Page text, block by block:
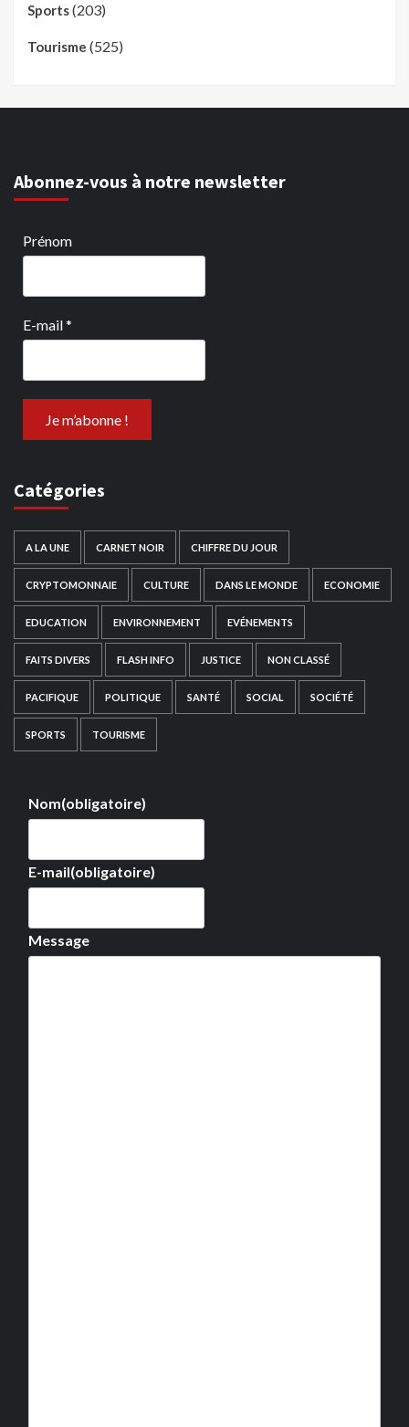
Sports(203)
Tourisme (525)
Abonnez-vous à notre newsletter
Prénom
E-mail*
Catégories
A LA UNE CARNET NOIR CHIFFRE DU JOUR
CRYPTOMONNAIE CULTURE DANS LE MONDE ECONOMIE
EDUCATION ENVIRONNEMENT EVÉNEMENTS
FAITS DIVERS FLASH INFO JUSTICE NON CLASSÉ
PACIFIQUE POLITIQUE SANTÉ SOCIAL SOCIÉTÉ
SPORTS TOURISME
Nom(obligatoire)
E-mail(obligatoire)
Message